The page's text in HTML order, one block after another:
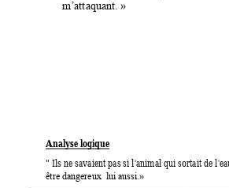
m’attaquant. »
Analyse logique
" Ils ne savaient pas si l'animal qui sortait de l'e
être dangereux  lui aussi.»